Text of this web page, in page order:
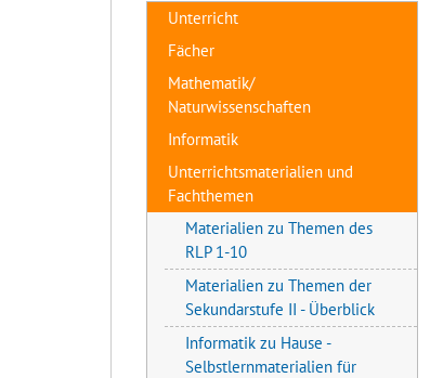
Unterricht
Fächer
Mathematik/
Naturwissenschaften
Informatik
Unterrichtsmaterialien und
Fachthemen
Materialien zu Themen des
RLP 1-10
Materialien zu Themen der
Sekundarstufe II - Überblick
Informatik zu Hause -
Selbstlernmaterialien für